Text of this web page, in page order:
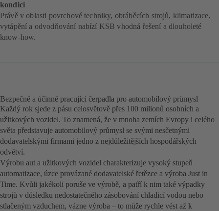
kondici
Právě v oblasti povrchové techniky, obráběcích strojů, klimatizace,
vytápění a odvodňování nabízí KSB vhodná řešení a dlouholeté
know-how.
Bezpečně a účinně pracující čerpadla pro automobilový průmysl
Každý rok sjede z pásu celosvětově přes 100 milionů osobních a
užitkových vozidel. To znamená, že v mnoha zemích Evropy i celého
světa představuje automobilový průmysl se svými nesčetnými
dodavatelskými firmami jedno z nejdůležitějších hospodářských
odvětví.
Výrobu aut a užitkových vozidel charakterizuje vysoký stupeň
automatizace, úzce provázané dodavatelské řetězce a výroba Just in
Time. Kvůli jakékoli poruše ve výrobě, a patří k nim také výpadky
strojů v důsledku nedostatečného zásobování chladicí vodou nebo
stlačeným vzduchem, vázne výroba – to může rychle vést až k